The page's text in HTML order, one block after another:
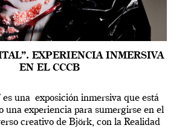
EXPERIENCIA INMERSIVA
EN EL CCCB
es una exposición inmersiva que está
una experiencia para sumergirse en el
creativo de Björk, con la Realidad